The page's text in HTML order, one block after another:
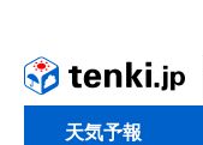
天気予報